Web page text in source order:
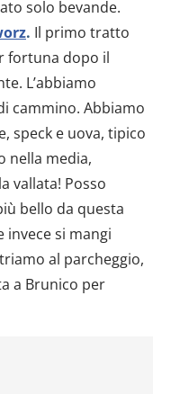
solo bevande.
. Il primo tratto
fortuna dopo il
L’abbiamo
cammino. Abbiamo
speck e uova, tipico
nella media,
vallata! Posso
bello da questa
invece si mangi
al parcheggio,
a Brunico per